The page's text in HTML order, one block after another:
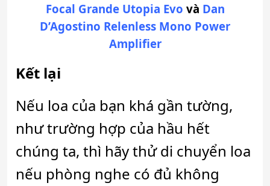
Focal Grande Utopia Evo và Dan
D’Agostino Relenless Mono Power
Amplifier
Kết lại
Nếu loa của bạn khá gần tường,
như trường hợp của hầu hết
chúng ta, thì hãy thử di chuyển loa
nếu phòng nghe có đủ không